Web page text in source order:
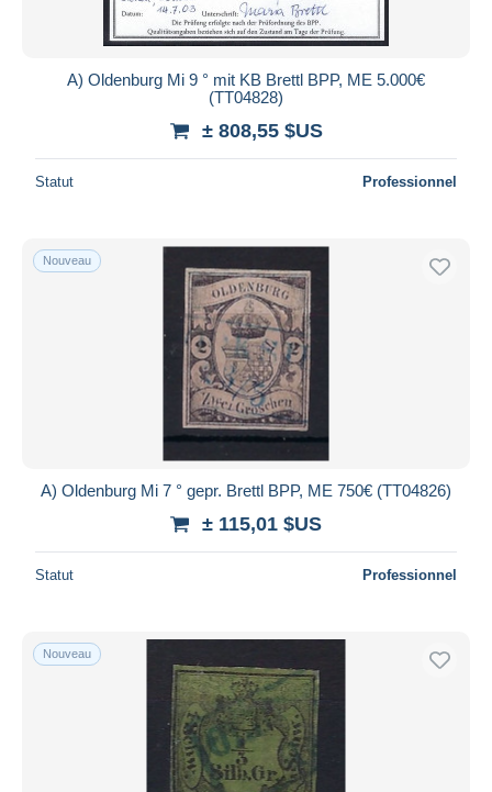
A) Oldenburg Mi 9 ° mit KB Brettl BPP, ME 5.000€
(TT04828)
± 808,55 $US
Statut Professionnel
Nouveau
A) Oldenburg Mi 7 ° gepr. Brettl BPP, ME 750€ (TT04826)
± 115,01 $US
Statut Professionnel
Nouveau